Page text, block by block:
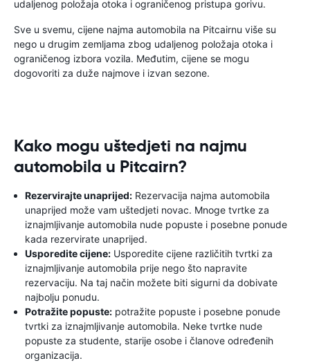
udaljenog položaja otoka i ograničenog pristupa gorivu.
Sve u svemu, cijene najma automobila na Pitcairnu više su
nego u drugim zemljama zbog udaljenog položaja otoka i
ograničenog izbora vozila. Međutim, cijene se mogu
dogovoriti za duže najmove i izvan sezone.
Kako mogu uštedjeti na najmu
automobila u Pitcairn?
Rezervirajte unaprijed: Rezervacija najma automobila
unaprijed može vam uštedjeti novac. Mnoge tvrtke za
iznajmljivanje automobila nude popuste i posebne ponude
kada rezervirate unaprijed.
Usporedite cijene: Usporedite cijene različitih tvrtki za
iznajmljivanje automobila prije nego što napravite
rezervaciju. Na taj način možete biti sigurni da dobivate
najbolju ponudu.
Potražite popuste: potražite popuste i posebne ponude
tvrtki za iznajmljivanje automobila. Neke tvrtke nude
popuste za studente, starije osobe i članove određenih
organizacija.